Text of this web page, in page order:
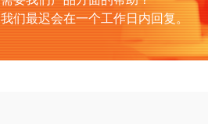
我们最迟会在一个工作日内回复。